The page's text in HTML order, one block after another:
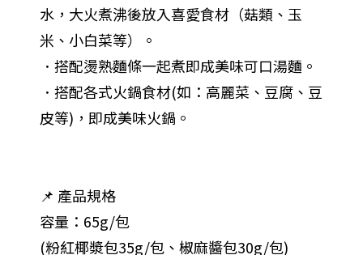
水，大火煮沸後放入喜愛食材（菇類、玉
米、小白菜等）。
．搭配燙熟麵條一起煮即成美味可口湯麵。
．搭配各式火鍋食材(如：高麗菜、豆腐、豆
皮等)，即成美味火鍋。
📌 產品規格
容量：65g/包
(粉紅椰漿包35g/包、椒麻醬包30g/包)